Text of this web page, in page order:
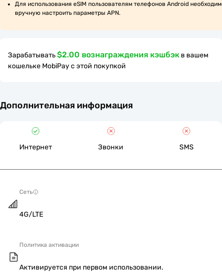
Для использования eSIM пользователям телефонов Android
вручную настроить параметры APN.
Зарабатывать$2.00 вознаграждения кэшбэк в вашем
кошельке MobiPay с этой покупкой
Дополнительная информация
Интернет Звонки SMS
Сеть
4G/LTE
Политика активации
Активируется при первом использовании.